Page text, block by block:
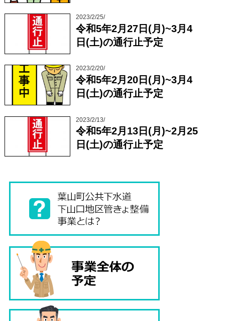
2023/2/25/
令和5年2月27日(月)~3月4
日(土)の通行止予定
2023/2/20/
令和5年2月20日(月)~3月4
日(土)の通行止予定
2023/2/13/
令和5年2月13日(月)~2月25
日(土)の通行止予定